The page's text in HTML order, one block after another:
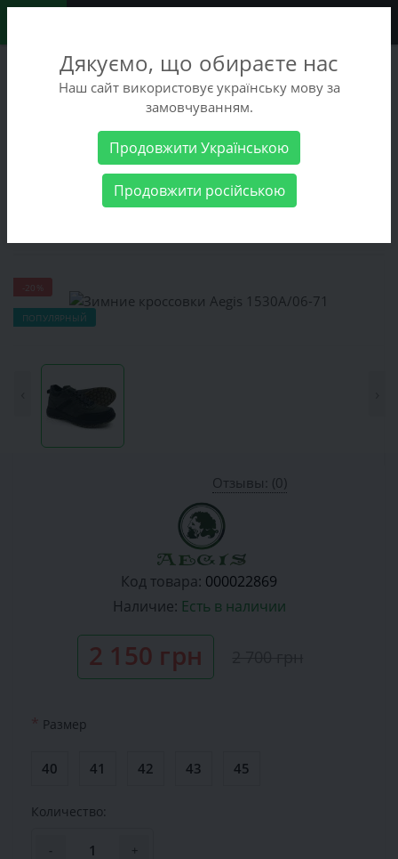
+38 (068) 486-90-09
+38 (093) 486-90-09
Мужские товары Мужская обувь Кроссовки
кроссовки Aegis 1530А/06-71
-20%
ПОПУЛЯРНЫЙ
Отзывы: (0)
Код товара: 000022869
Наличие: Есть в наличии
2 150 грн
* Размер
40 41 42 43 45
Количество:
- +
Дякуємо, що обираєте нас
Наш сайт використовує українську мову за
замовчуванням.
Продовжити Українською
Продовжити російською